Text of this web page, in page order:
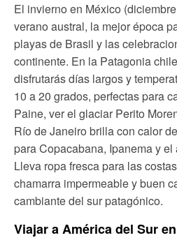
El invierno en México
verano austral, la mejor época
playas de Brasil y las
continente. En la Patagonia
disfrutarás días largos y
10 a 20 grados, perfectas para
Paine, ver el glaciar Perito
Río de Janeiro brilla con calor
para Copacabana, Ipanema y
Lleva ropa fresca para las
chamarra impermeable y buen
cambiante del sur patagónico.
Viajar a América del Sur